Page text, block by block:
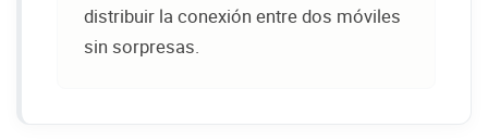
distribuir la conexión entre dos móviles
sin sorpresas.